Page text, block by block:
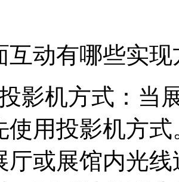
互动有哪些实现
影机方式：当
使用投影机方
厅或展馆内光